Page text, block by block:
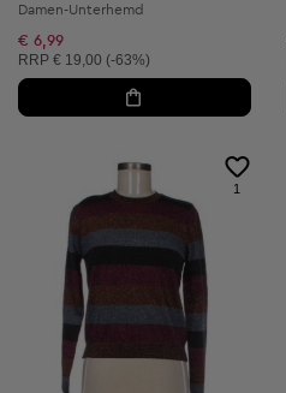
Damen-Unterhemd
€ 6,99
Unverbindliche Preisempfehlung:
RRP € 19,00 (-63%)
1